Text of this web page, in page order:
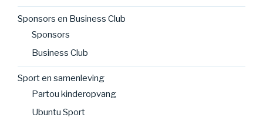
Sponsors en Business Club
Sponsors
Business Club
Sport en samenleving
Partou kinderopvang
Ubuntu Sport